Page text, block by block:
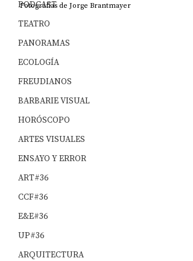
PODCAST
TEATRO
PANORAMAS
ECOLOGÍA
FREUDIANOS
BARBARIE VISUAL
HORÓSCOPO
ARTES VISUALES
ENSAYO Y ERROR
ART#36
CCF#36
E&E#36
UP#36
ARQUITECTURA
Fotografías de Jorge Brantmayer